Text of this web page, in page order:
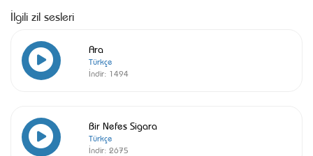
İlgili zil sesleri
Ara
Türkçe
İndir: 1494
Bir Nefes Sigara
Türkçe
İndir: 2675